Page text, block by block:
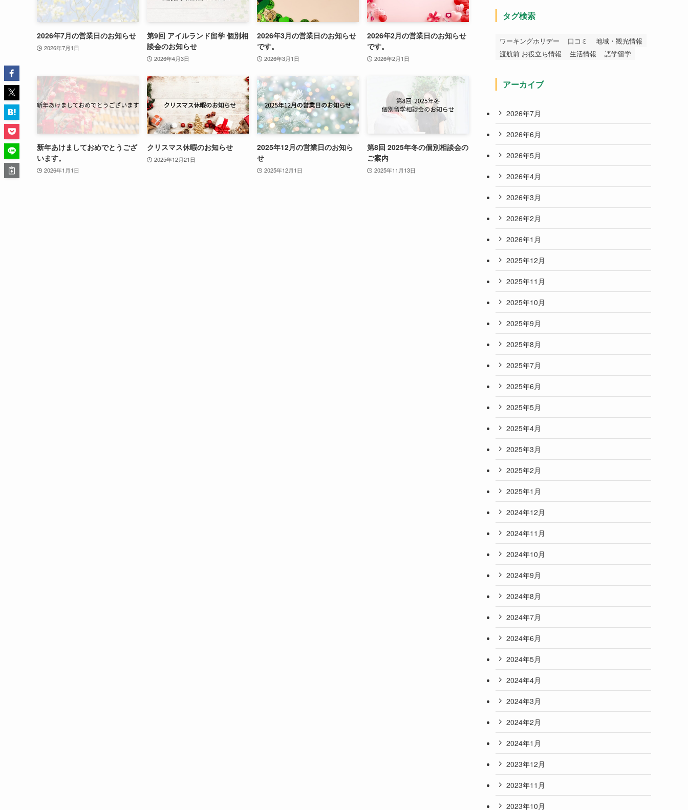
2026年7月の営業日のお知らせ
2026年7月1日
第9回 アイルランド留学 個別相
談会のお知らせ
2026年4月3日
2026年3月の営業日のお知らせ
です。
2026年3月1日
2026年2月の営業日のお知らせ
です。
2026年2月1日
新年あけましておめでとうござ
います。
2026年1月1日
クリスマス休暇のお知らせ
2025年12月21日
2025年12月の営業日のお知ら
せ
2025年12月1日
第8回 2025年冬の個別相談会の
ご案内
2025年11月13日
タグ検索
ワーキングホリデー 口コミ
地域・観光情報
渡航前 お役立ち情報
生活情報 語学留学
アーカイブ
2026年7月
2026年6月
2026年5月
2026年4月
2026年3月
2026年2月
2026年1月
2025年12月
2025年11月
2025年10月
2025年9月
2025年8月
2025年7月
2025年6月
2025年5月
2025年4月
2025年3月
2025年2月
2025年1月
2024年12月
2024年11月
2024年10月
2024年9月
2024年8月
2024年7月
2024年6月
2024年5月
2024年4月
2024年3月
2024年2月
2024年1月
2023年12月
2023年11月
2023年10月